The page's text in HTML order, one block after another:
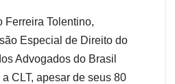
Ferreira Tolentino,
Especial de Direito do
Advogados do Brasil
CLT, apesar de seus 80